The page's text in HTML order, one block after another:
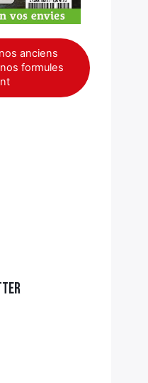
anciens
formules